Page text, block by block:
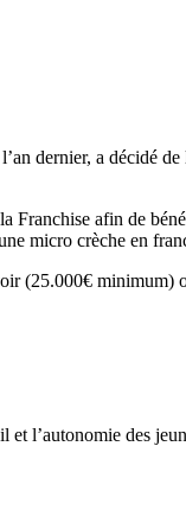
dernier, a décidé
Franchise afin de
micro crèche en
(25.000€ minimum)
l’autonomie des